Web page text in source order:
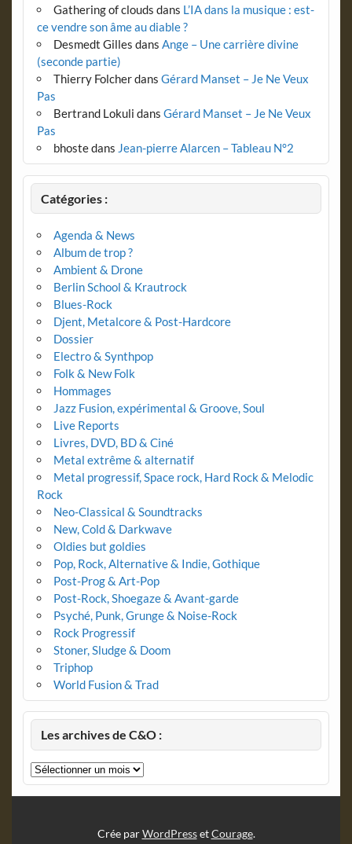
Gathering of clouds dans L’IA dans la musique : est-
ce vendre son âme au diable ?
Desmedt Gilles dans Ange – Une carrière divine
(seconde partie)
Thierry Folcherdans Gérard Manset – Je Ne Veux
Pas
Bertrand Lokuli dans Gérard Manset – Je Ne Veux
Pas
bhostedans Jean-pierre Alarcen – Tableau N°2
Catégories :
Agenda & News
Album de trop ?
Ambient & Drone
Berlin School & Krautrock
Blues-Rock
Djent, Metalcore & Post-Hardcore
Dossier
Electro & Synthpop
Folk & New Folk
Hommages
Jazz Fusion, expérimental & Groove, Soul
Live Reports
Livres, DVD, BD & Ciné
Metal extrême & alternatif
Metal progressif, Space rock, Hard Rock & Melodic
Rock
Neo-Classical & Soundtracks
New, Cold & Darkwave
Oldies but goldies
Pop, Rock, Alternative & Indie, Gothique
Post-Prog & Art-Pop
Post-Rock, Shoegaze & Avant-garde
Psyché, Punk, Grunge & Noise-Rock
Rock Progressif
Stoner, Sludge & Doom
Triphop
World Fusion & Trad
Les archives de C&O :
Les
archives
Crée parWordPressetCourage.